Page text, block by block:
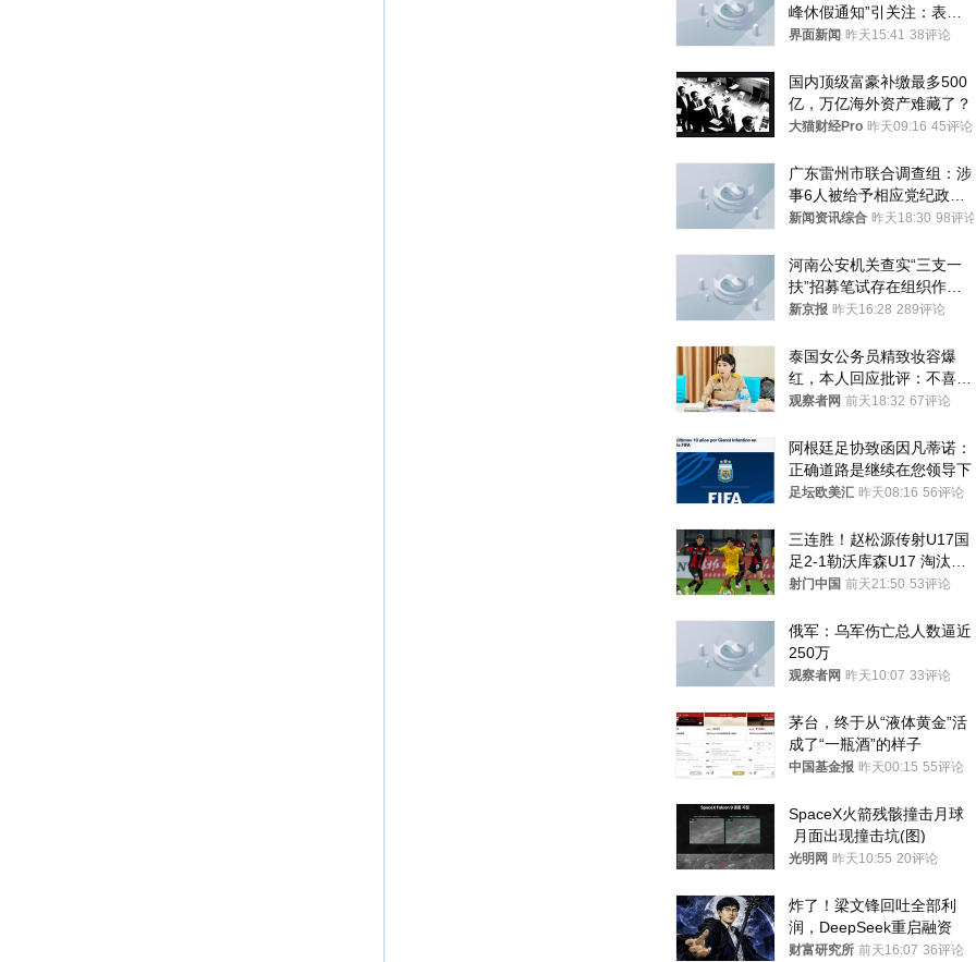
峰休假通知”引关注：表述
不够准确，待修改后印发
界面新闻 昨天15:41 38评论
国内顶级富豪补缴最多500
亿，万亿海外资产难藏了？
大猫财经Pro 昨天09:16 45评论
广东雷州市联合调查组：涉
事6人被给予相应党纪政务
处分和组织处理
新闻资讯综合 昨天18:30 98评论
河南公安机关查实“三支一
扶”招募笔试存在组织作弊
犯罪行为
新京报 昨天16:28 289评论
泰国女公务员精致妆容爆
红，本人回应批评：不喜欢
就别看
观察者网 前天18:32 67评论
阿根廷足协致函因凡蒂诺：
正确道路是继续在您领导下
足坛欧美汇 昨天08:16 56评论
三连胜！赵松源传射U17国
足2-1勒沃库森U17 淘汰赛
将战河床
射门中国 前天21:50 53评论
俄军：乌军伤亡总人数逼近
250万
观察者网 昨天10:07 33评论
茅台，终于从“液体黄金”活
成了“一瓶酒”的样子
中国基金报 昨天00:15 55评论
SpaceX火箭残骸撞击月球
月面出现撞击坑(图)
光明网 昨天10:55 20评论
炸了！梁文锋回吐全部利
润，DeepSeek重启融资
财富研究所 前天16:07 36评论